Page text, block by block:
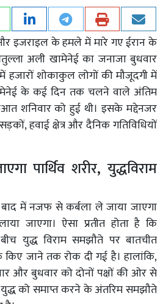
इजराइल के हमले में मारे गए ईरान के
अली खामेनेई का जनाजा बुधवार
शोकाकुल लोगों की मौजूदगी में
के कई दिन तक चलने वाले अंतिम
शनिवार को हुई थी। इसके मद्देनजर
हवाई क्षेत्र और दैनिक गतिविधियों
पार्थिव शरीर, युद्धविराम
बाद में नजफ से कर्बला ले जाया जाएगा
जाएगा। ऐसा प्रतीत होता है कि
युद्ध विराम समझौते पर बातचीत
जाने तक रोक दी गई है। हालांकि,
और बुधवार को दोनों पक्षों की ओर से
को समाप्त करने के अंतरिम समझौते